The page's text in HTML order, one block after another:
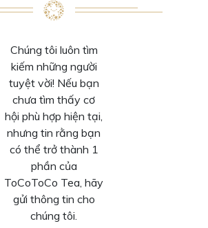
Chúng tôi luôn tìm
kiếm những người
tuyệt vời! Nếu bạn
chưa tìm thấy cơ
hội phù hợp hiện tại,
nhưng tin rằng bạn
có thể trở thành 1
phần của
ToCoToCo Tea, hãy
gửi thông tin cho
chúng tôi.